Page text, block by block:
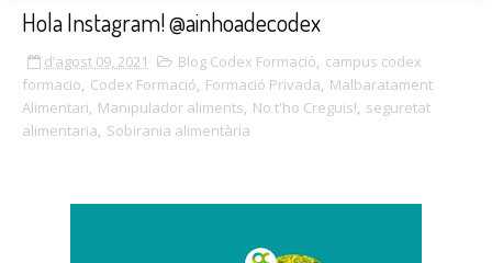
Hola Instagram! @ainhoadecodex
d’agost 09, 2021 Blog Codex Formació, campus codex
formacio, Codex Formació, Formació Privada, Malbaratament
Alimentari, Manipulador aliments, No t'ho Creguis!, seguretat
alimentaria, Sobirania alimentària